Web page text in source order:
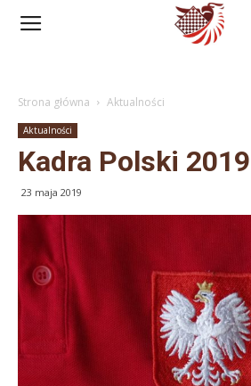
Polski
Związek
Warcabowy
Strona główna Aktualności
Aktualności
Kadra Polski 2019
23 maja 2019